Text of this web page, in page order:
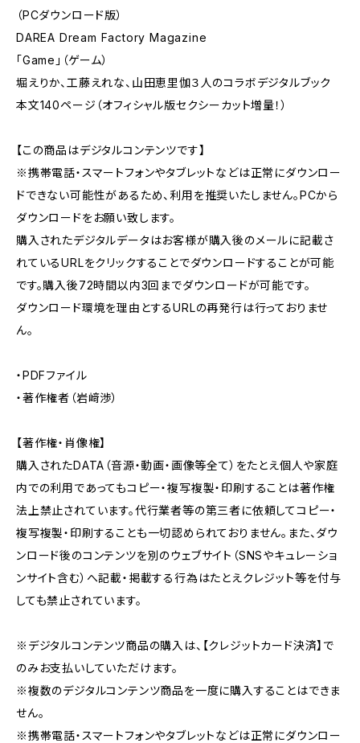
（PCダウンロード版）
DAREA Dream Factory Magazine
「Game」（ゲーム）
堀えりか、工藤えれな、山田恵里伽３人のコラボデジタルブック
本文140ページ（オフィシャル版セクシーカット増量！）
【この商品はデジタルコンテンツです】
※携帯電話・スマートフォンやタブレットなどは正常にダウンロー
ドできない可能性があるため、利用を推奨いたしません。PCから
ダウンロードをお願い致します。
購入されたデジタルデータはお客様が購入後のメールに記載さ
れているURLをクリックすることでダウンロードすることが可能
です。購入後72時間以内3回までダウンロードが可能です。
ダウンロード環境を理由とするURLの再発行は行っておりませ
ん。
・PDFファイル
・著作権者（岩﨑渉）
【著作権・肖像権】
購入されたDATA（音源・動画・画像等全て）をたとえ個人や家庭
内での利用であってもコピー・複写複製・印刷することは著作権
法上禁止されています。代行業者等の第三者に依頼してコピー・
複写複製・印刷することも一切認められておりません。また、ダウ
ンロード後のコンテンツを別のウェブサイト（SNSやキュレーショ
ンサイト含む）へ記載・掲載する行為はたとえクレジット等を付与
しても禁止されています。
※デジタルコンテンツ商品の購入は、【クレジットカード決済】で
のみお支払いしていただけます。
※複数のデジタルコンテンツ商品を一度に購入することはできま
せん。
※携帯電話・スマートフォンやタブレットなどは正常にダウンロー